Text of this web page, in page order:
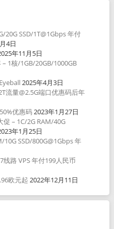
20G SSD/1T@1Gbps 年付
4日
年11月5日
1核/1GB/20GB/1000GB
2025年4月3日
流量@2.5G端口优惠码后年
优惠码2023年1月27日
促 – 1C/2G RAM/40G
年1月25日
SSD/800G@1Gbps 年
路 VPS 年付199人民币
欧元起 2022年12月11日